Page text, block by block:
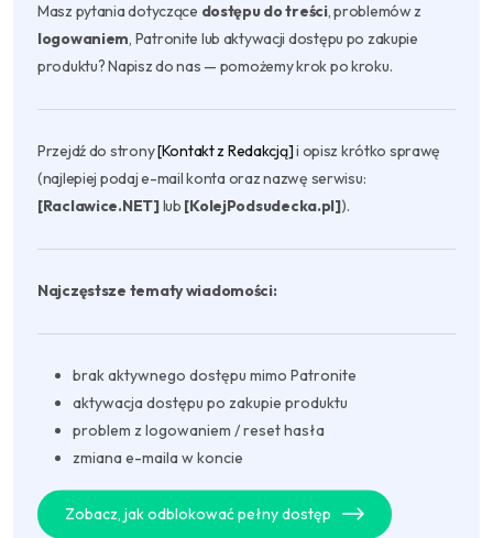
Masz pytania dotyczące dostępu do treści, problemów z
logowaniem, Patronite lub aktywacji dostępu po zakupie
produktu? Napisz do nas — pomożemy krok po kroku.
Przejdź do strony[Kontakt z Redakcją]i opisz krótko sprawę
(najlepiej podaj e-mail konta oraz nazwę serwisu:
[Raclawice.NET]lub [KolejPodsudecka.pl]).
Najczęstsze tematy wiadomości:
brak aktywnego dostępu mimo Patronite
aktywacja dostępu po zakupie produktu
problem z logowaniem / reset hasła
zmiana e-maila w koncie
Zobacz, jak odblokować pełny dostęp